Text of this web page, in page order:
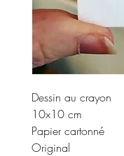
Dessin au crayon
10x10 cm
Papier cartonné
Original